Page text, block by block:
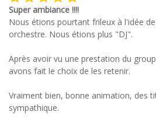
Super ambiance !!!!
Nous étions pourtant frileux à l'idée
orchestre. Nous étions plus "DJ".
Après avoir vu une prestation du
avons fait le choix de les retenir.
Vraiment bien, bonne animation, des
sympathique.